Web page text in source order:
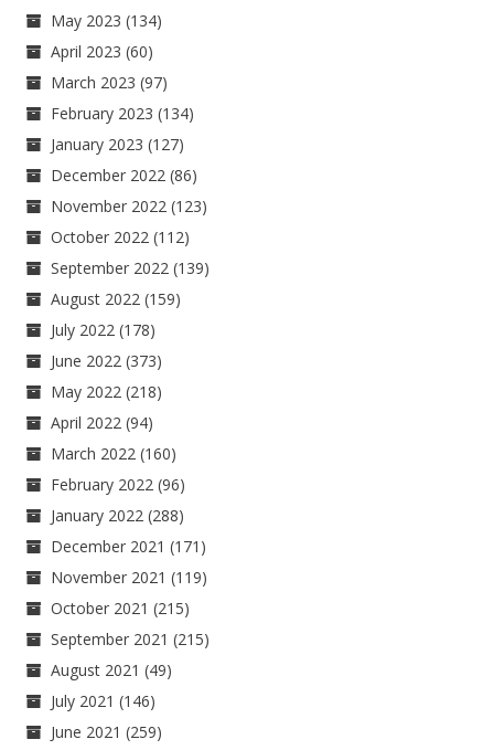
May 2023 (134)
April 2023 (60)
March 2023 (97)
February 2023 (134)
January 2023 (127)
December 2022 (86)
November 2022 (123)
October 2022 (112)
September 2022 (139)
August 2022 (159)
July 2022 (178)
June 2022 (373)
May 2022 (218)
April 2022 (94)
March 2022 (160)
February 2022 (96)
January 2022 (288)
December 2021 (171)
November 2021 (119)
October 2021 (215)
September 2021 (215)
August 2021 (49)
July 2021 (146)
June 2021 (259)